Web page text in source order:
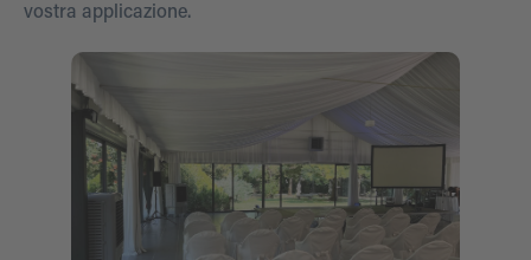
vostra applicazione.